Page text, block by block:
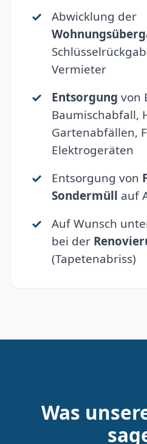
Abwicklung der
Vermieter
Entsorgung von
Baumischabfall,
Gartenabfällen,
Elektrogeräten
Entsorgung von
Sondermüll auf
Auf Wunsch
bei der
(Tapetenabriss)
Was